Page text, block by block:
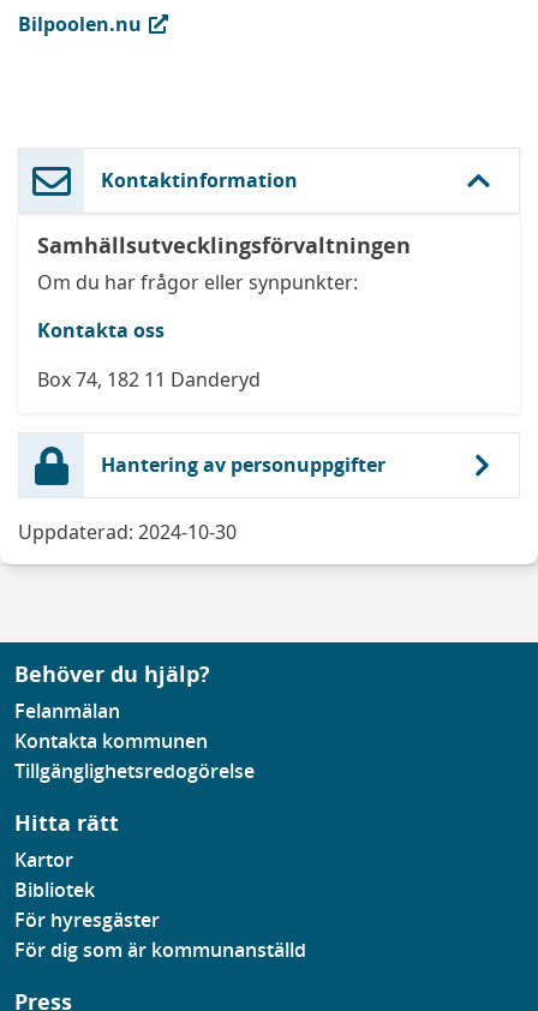
Bilpoolen.nu
(extern länk, öppnas i ny flik)
Kontaktinformation
Samhällsutvecklingsförvaltningen
Om du har frågor eller synpunkter:
Kontakta oss
Box 74, 182 11 Danderyd
Hantering av personuppgifter
Uppdaterad: 2024-10-30
Behöver du hjälp?
Felanmälan
Kontakta kommunen
Tillgänglighetsredogörelse
Hitta rätt
Kartor
Bibliotek
För hyresgäster
För dig som är kommunanställd
Press